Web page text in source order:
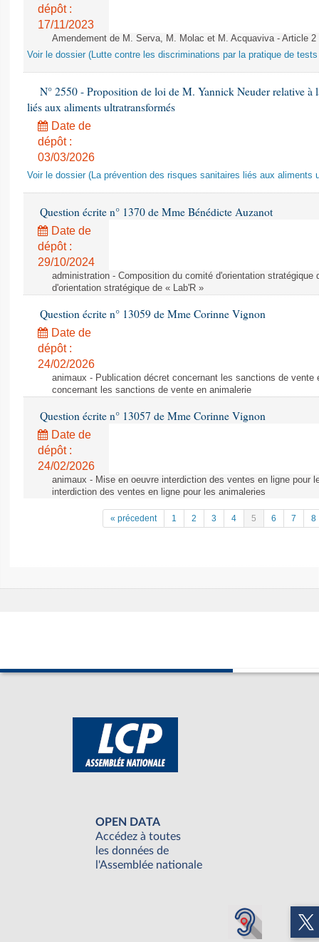
dépôt :
17/11/2023
Amendement de M. Serva, M. Molac et M. Acquaviva - Article
Voir le dossier (Lutte contre les discriminations par la pratique de
N° 2550 - Proposition de loi de M. Yannick Neuder relative à
liés aux aliments ultratransformés
Date de
dépôt :
03/03/2026
Voir le dossier (La prévention des risques sanitaires liés aux aliments
Question écrite n° 1370 de Mme Bénédicte Auzanot
Date de
dépôt :
29/10/2024
administration - Composition du comité d'orientation stratégique
d'orientation stratégique de « Lab'R »
Question écrite n° 13059 de Mme Corinne Vignon
Date de
dépôt :
24/02/2026
animaux - Publication décret concernant les sanctions de vente
concernant les sanctions de vente en animalerie
Question écrite n° 13057 de Mme Corinne Vignon
Date de
dépôt :
24/02/2026
animaux - Mise en oeuvre interdiction des ventes en ligne pour
interdiction des ventes en ligne pour les animaleries
« précedent 1 2 3 4 5 6 7 8
OPEN DATA
Accédez à toutes
les données de
l'Assemblée nationale